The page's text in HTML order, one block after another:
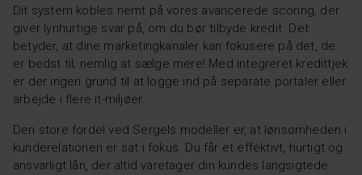
Dit system kobles nemt på vores avancerede scoring, der
giver lynhurtige svar på, om du bør tilbyde kredit. Det
betyder, at dine marketingkanaler kan fokusere på det, de
er bedst til; nemlig at sælge mere! Med integreret kredittjek
er der ingen grund til at logge ind på separate portaler eller
arbejde i flere it-miljøer.
Den store fordel ved Sergels modeller er, at lønsomheden i
kunderelationen er sat i fokus. Du får et effektivt, hurtigt og
ansvarligt lån, der altid varetager din kundes langsigtede